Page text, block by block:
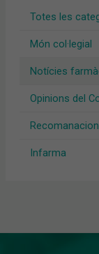
Totes les
Món col·legial
Notícies
Opinions del
Infarma